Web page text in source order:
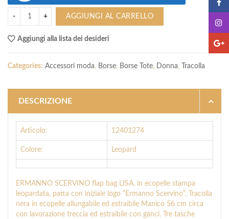
AGGIUNGI AL CARRELLO
Aggiungi alla lista dei desideri
Categories: Accessori moda, Borse, Borse Tote, Donna, Tracolla
DESCRIZIONE
Articolo: 12401274
Colore: Leopard
ERMANNO SCERVINO flap bag LISA, in ecopelle stampa
leopardata, patta con iniziale logo “Ermanno Scervino”. Tracolla
nera in ecopelle allungabile ed estraibile Manico 56 cm circa
con lavorazione treccia ed estraibile con ganci. Tre tasche